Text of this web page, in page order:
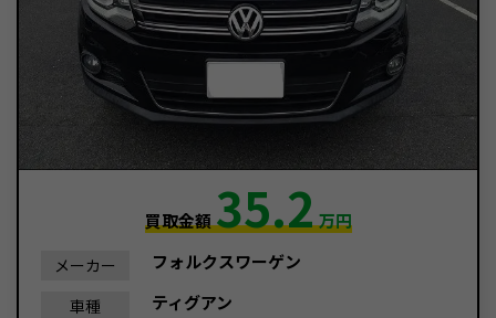
買取金額35.2万円
メーカー フォルクスワーゲン
車種 ティグアン